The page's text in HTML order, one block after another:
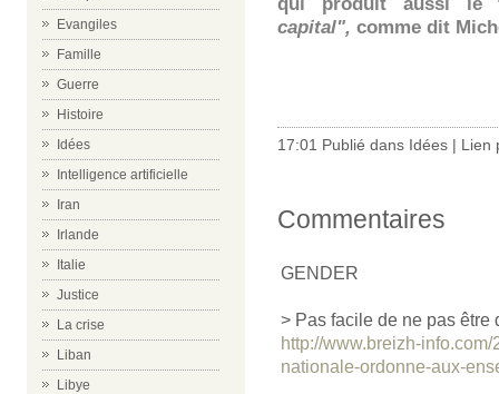
Evangiles
Famille
Guerre
Histoire
Idées
Intelligence artificielle
Iran
Irlande
Italie
Justice
La crise
Liban
Libye
capital", comme dit
17:01 Publié dans Idées | Lien
Commentaires
GENDER
> Pas facile de ne pas être
http://www.breizh-
nationale-ordonne-aux-